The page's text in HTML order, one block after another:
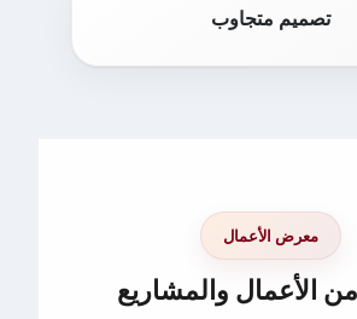
تصميم متجاوب
معرض الأعمال
الأعمال والمشاريع